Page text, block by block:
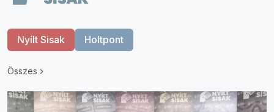
Nyílt Sisak Holtpont
Összes